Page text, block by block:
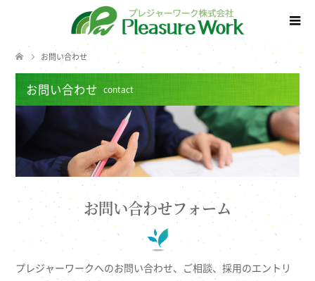
お問い合わせ
お問い合わせ contact
お問い合わせフォーム
プレジャーワークへのお問い合わせ、ご相談、採用のエントリ